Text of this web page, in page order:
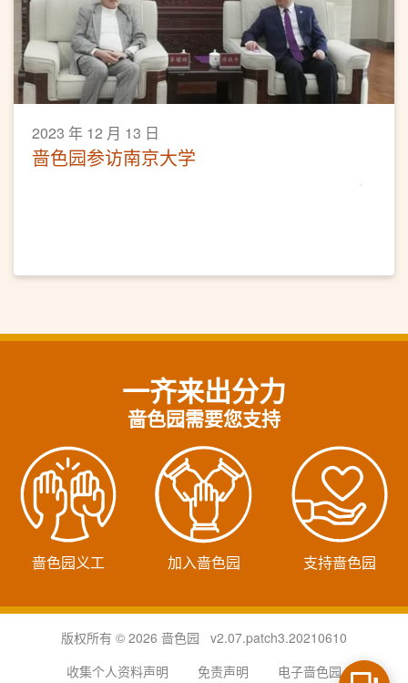
2023 年 12 月 13 日
啬色园参访南京大学
一齐来出分力
啬色园需要您支持
啬色园义工 加入啬色园 支持啬色园
版权所有 © 2026 啬色园 v2.07.patch3.20210610
收集个人资料声明
免责声明 电子啬色园